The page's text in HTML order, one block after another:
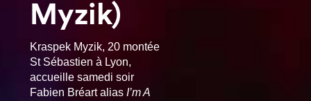
Myzik)
Kraspek Myzik, 20 montée
St Sébastien à Lyon,
accueille samedi soir
Fabien Bréart alias I’m A